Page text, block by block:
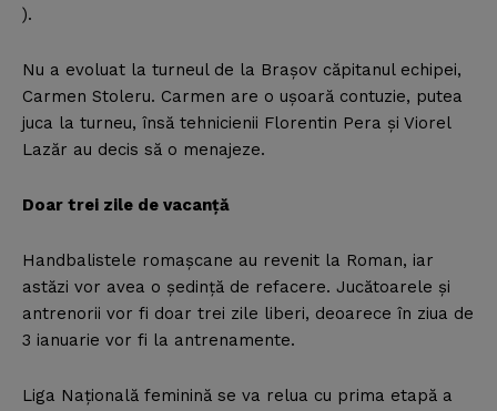
).
Nu a evoluat la turneul de la Braşov căpitanul echipei,
Carmen Stoleru. Carmen are o uşoară contuzie, putea
juca la turneu, însă tehnicienii Florentin Pera şi Viorel
Lazăr au decis să o menajeze.
Doar trei zile de vacanţă
Handbalistele romaşcane au revenit la Roman, iar
astăzi vor avea o şedinţă de refacere. Jucătoarele şi
antrenorii vor fi doar trei zile liberi, deoarece în ziua de
3 ianuarie vor fi la antrenamente.
Liga Naţională feminină se va relua cu prima etapă a